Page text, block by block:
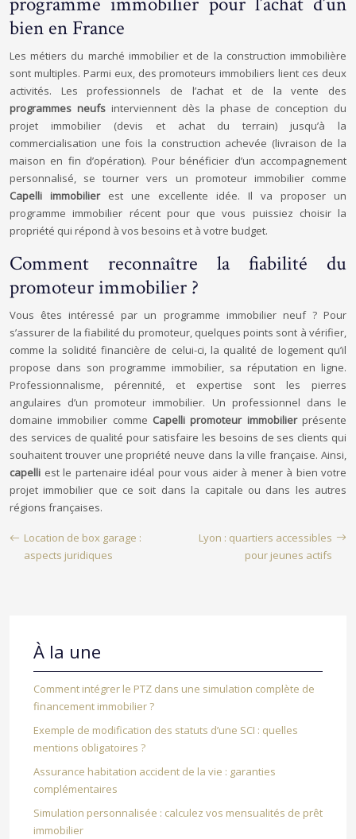
bien en France
Les métiers du marché immobilier et de la construction immobilière
sont multiples. Parmi eux, des promoteurs immobiliers lient ces deux
activités. Les professionnels de l’achat et de la vente des
programmes neufs interviennent dès la phase de conception du
projet immobilier (devis et achat du terrain) jusqu’à la
commercialisation une fois la construction achevée (livraison de la
maison en fin d’opération). Pour bénéficier d’un accompagnement
personnalisé, se tourner vers un promoteur immobilier comme
Capelli immobilierest une excellente idée. Il va proposer un
programme immobilier récent pour que vous puissiez choisir la
propriété qui répond à vos besoins et à votre budget.
Comment reconnaître la fiabilité du
promoteur immobilier ?
Vous êtes intéressé par un programme immobilier neuf ? Pour
s’assurer de la fiabilité du promoteur, quelques points sont à vérifier,
comme la solidité financière de celui-ci, la qualité de logement qu’il
propose dans son programme immobilier, sa réputation en ligne.
Professionnalisme, pérennité, et expertise sont les pierres
angulaires d’un promoteur immobilier. Un professionnel dans le
domaine immobilier comme Capelli promoteur immobilierprésente
des services de qualité pour satisfaire les besoins de ses clients qui
souhaitent trouver une propriété neuve dans la ville française. Ainsi,
capelli est le partenaire idéal pour vous aider à mener à bien votre
projet immobilier que ce soit dans la capitale ou dans les autres
régions françaises.
Location de box garage :
aspects juridiques
Lyon : quartiers accessibles
pour jeunes actifs
À la une
Comment intégrer le PTZ dans une simulation complète de
financement immobilier ?
Exemple de modification des statuts d’une SCI : quelles
mentions obligatoires ?
Assurance habitation accident de la vie : garanties
complémentaires
Simulation personnalisée : calculez vos mensualités de prêt
immobilier